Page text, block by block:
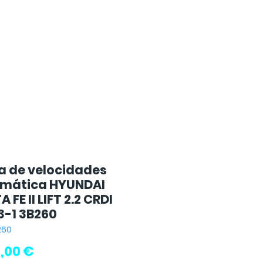
de velocidades
HYUNDAI
FE II LIFT 2.2 CRDI
1 3B260
€